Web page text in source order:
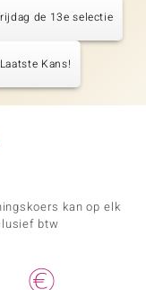
de 13e selectie
Kans!
kan op elk
btw